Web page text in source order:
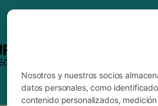
Nosotros y nuestros socios
datos personales, como
contenido personalizados,